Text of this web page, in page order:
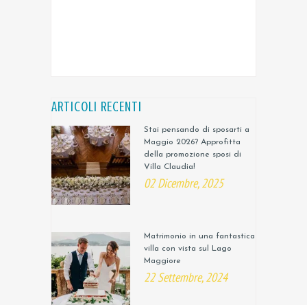
ARTICOLI RECENTI
Stai pensando di sposarti a
Maggio 2026? Approfitta
della promozione sposi di
Villa Claudia!
02 Dicembre, 2025
Matrimonio in una fantastica
villa con vista sul Lago
Maggiore
22 Settembre, 2024